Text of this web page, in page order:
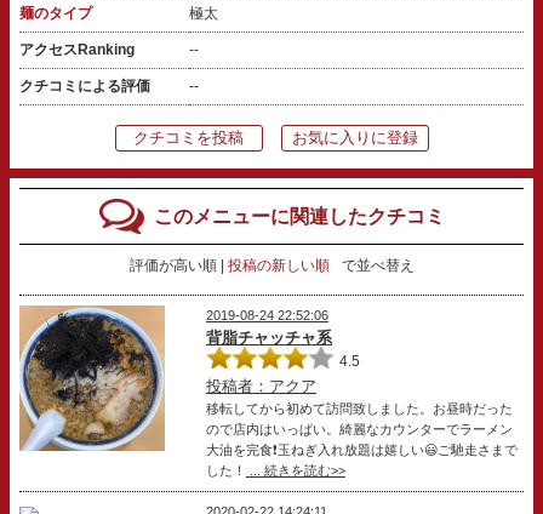
麺のタイプ 極太
アクセスRanking --
クチコミによる評価 --
クチコミを投稿 お気に入りに登録
このメニューに関連したクチコミ
評価が高い順 投稿の新しい順 で並べ替え
2019-08-24 22:52:06
背脂チャッチャ系
4.5
投稿者：アクア
移転してから初めて訪問致しました。お昼時だった
ので店内はいっぱい。綺麗なカウンターでラーメン
大油を完食❗️玉ねぎ入れ放題は嬉しい😃ご馳走さまで
した！
... 続きを読む>>